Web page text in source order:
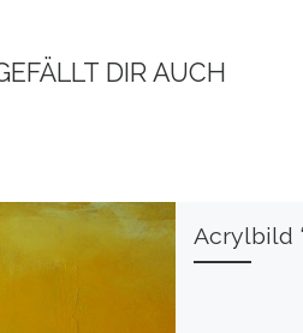
DIR AUCH
Acrylbild